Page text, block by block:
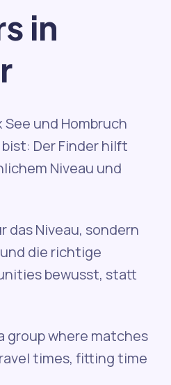
in
und Hombruch
Der Finder hilft
Niveau und
Niveau, sondern
die richtige
bewusst, statt
group where matches
times, fitting time